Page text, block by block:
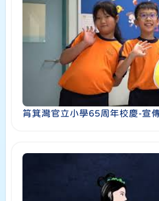
筲箕灣官立小學65周年校慶-宣